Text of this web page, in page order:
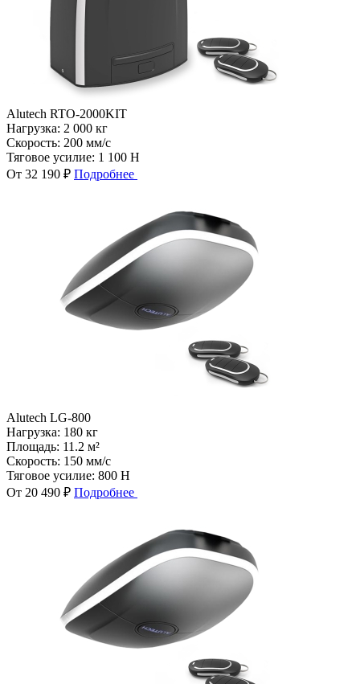
Alutech RTO-2000KIT
Нагрузка: 2 000 кг
Скорость: 200 мм/с
Тяговое усилие: 1 100 Н
От 32 190 ₽ Подробнее
Alutech LG-800
Нагрузка: 180 кг
Площадь: 11.2 м²
Скорость: 150 мм/с
Тяговое усилие: 800 Н
От 20 490 ₽ Подробнее